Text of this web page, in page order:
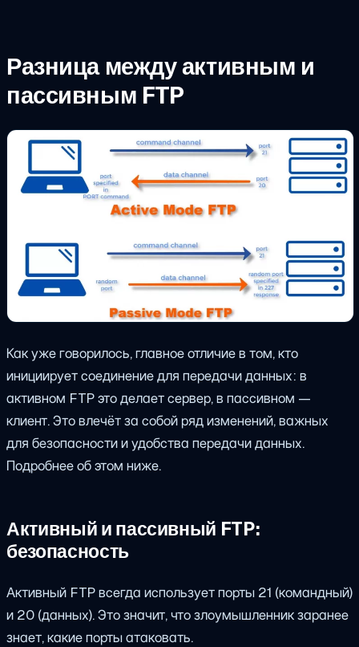
Разница между активным и
пассивным FTP
Как уже говорилось, главное отличие в том, кто
инициирует соединение для передачи данных: в
активном FTP это делает сервер, в пассивном —
клиент. Это влечёт за собой ряд изменений, важных
для безопасности и удобства передачи данных.
Подробнее об этом ниже.
Активный и пассивный FTP:
безопасность
Активный FTP всегда использует порты 21 (командный)
и 20 (данных). Это значит, что злоумышленник заранее
знает, какие порты атаковать.